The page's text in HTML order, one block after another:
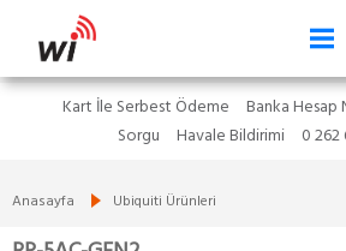
Kart İle Serbest Ödeme Banka Hesap
Sorgu
Havale Bildirimi 0 262
Anasayfa Ubiquiti Ürünleri